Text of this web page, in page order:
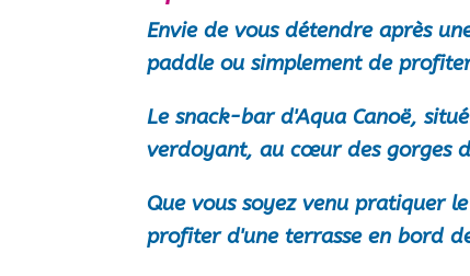
Envie de vous détendre après
paddle ou simplement de
Lesnack-bar d'Aqua Canoë,
verdoyant, au cœur desgorges
Que vous soyez venu pratiquer
profiter d'une terrasse en bord